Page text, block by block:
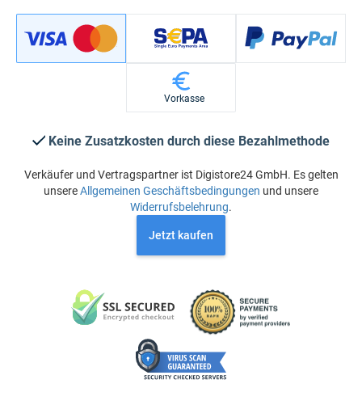
Vorkasse
Keine Zusatzkosten durch diese Bezahlmethode
Verkäufer und Vertragspartner ist Digistore24 GmbH. Es gelten
unsereAllgemeinen Geschäftsbedingungen und unsere
Widerrufsbelehrung.
Jetzt kaufen